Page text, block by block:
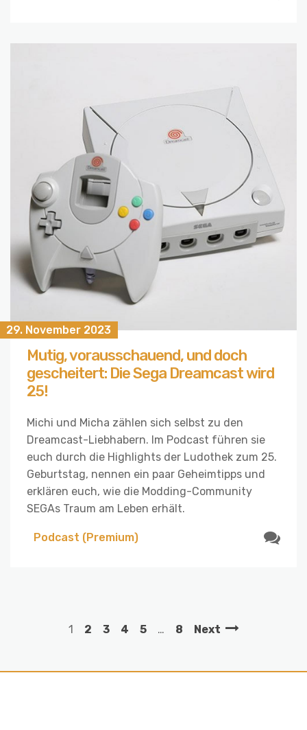
29. November 2023
Mutig, vorausschauend, und doch
gescheitert: Die Sega Dreamcast wird
25!
Michi und Micha zählen sich selbst zu den
Dreamcast-Liebhabern. Im Podcast führen sie
euch durch die Highlights der Ludothek zum 25.
Geburtstag, nennen ein paar Geheimtipps und
erklären euch, wie die Modding-Community
SEGAs Traum am Leben erhält.
Podcast (Premium)
1 2 3 4 5 … 8 Next